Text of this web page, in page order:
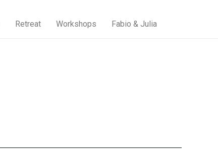
Retreat Workshops Fabio & Julia